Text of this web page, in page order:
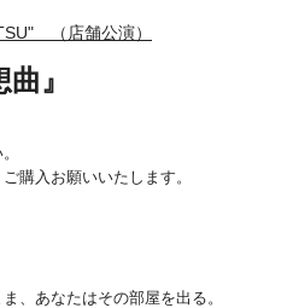
（店舗公演）
曲』
購入お願いいたします。
、あなたはその部屋を出る。